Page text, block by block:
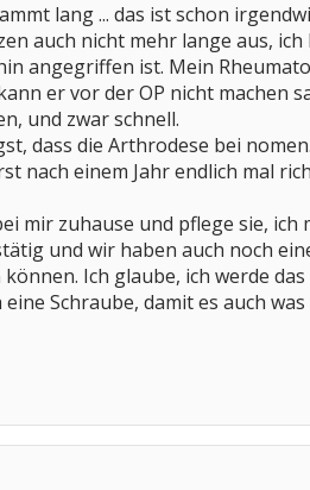
lang ... das ist schon
auch nicht mehr lange aus,
angegriffen ist. Mein
er vor der OP nicht machen
und zwar schnell.
dass die Arthrodese bei
nach einem Jahr endlich mal
mir zuhause und pflege sie,
und wir haben auch noch
Ich glaube, ich werde
Schraube, damit es auch was